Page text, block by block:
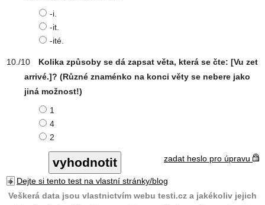
-i.
-it.
-ité.
Kolika způsoby se dá zapsat věta, která se čte: [Vu zet
arrivé.]? (Různé znaménko na konci věty se nebere jako
jiná možnost!)
1
4
2
zadat heslo pro úpravu
Dejte si tento test na vlastní stránky/blog
Veškerá data jsou vlastnictvím webu testi.cz a jakékoliv jejich